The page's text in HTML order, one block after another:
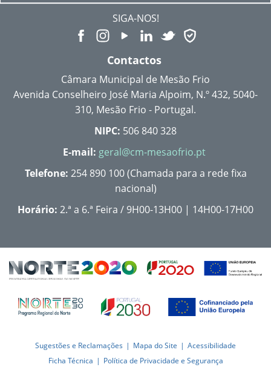
SIGA-NOS!
Contactos
Câmara Municipal de Mesão Frio
Avenida Conselheiro José Maria Alpoim, N.º 432, 5040-
310, Mesão Frio - Portugal.
NIPC: 506 840 328
E-mail: geral@cm-mesaofrio.pt
Telefone: 254 890 100 (Chamada para a rede fixa
nacional)
Horário: 2.ª a 6.ª Feira / 9H00-13H00 | 14H00-17H00
Sugestões e Reclamações Mapa do Site
Acessibilidade
Ficha Técnica
Política de Privacidade e Segurança